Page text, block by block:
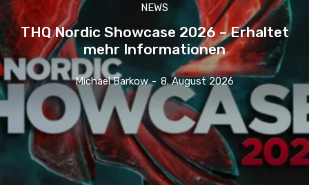
NEWS
THQ Nordic Showcase 2026 – Erhaltet
mehr Informationen
Michael Barkow - 8. August 2026